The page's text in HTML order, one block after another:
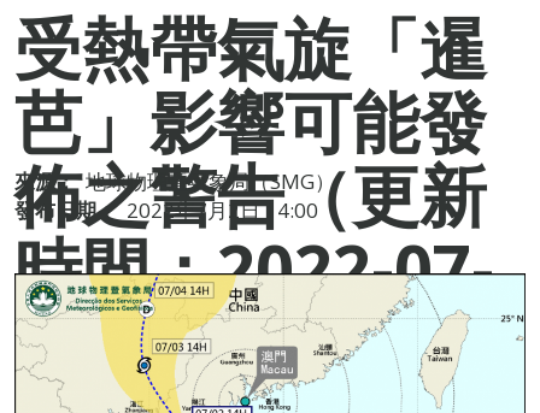
受熱帶氣旋「暹
芭」影響可能發
佈之警告（更新
時間：2022-07-
02 14:00）
來源： 地球物理暨氣象局（SMG）
發布日期： 2022年7月2日 14:00